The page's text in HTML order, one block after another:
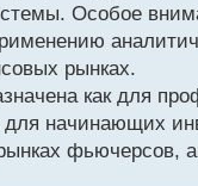
Особое
рынках.
как для
для начинающих
фьючерсов,